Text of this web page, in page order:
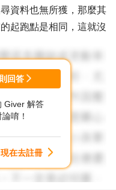
資料也無所獲，那麼其
起跑點是相同，這就沒
體面試中時，如何不失
個人的人格特質皆不相
這相對很重要。
到自己手上，也是個可
則回答
Giver 解答
唷！
現在去註冊